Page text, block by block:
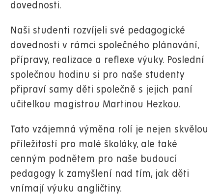
dovednosti.
Naši studenti rozvíjeli své pedagogické
dovednosti v rámci společného plánování,
přípravy, realizace a reflexe výuky. Poslední
společnou hodinu si pro naše studenty
připraví samy děti společně s jejich paní
učitelkou magistrou Martinou Hezkou.
Tato vzájemná výměna rolí je nejen skvělou
příležitostí pro malé školáky, ale také
cenným podnětem pro naše budoucí
pedagogy k zamyšlení nad tím, jak děti
vnímají výuku angličtiny.